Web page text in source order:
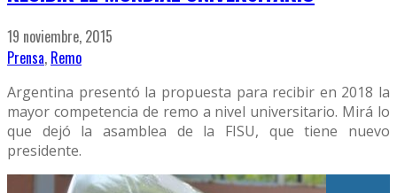
19 noviembre, 2015
Prensa, Remo
Argentina presentó la propuesta para recibir en 2018 la
mayor competencia de remo a nivel universitario. Mirá lo
que dejó la asamblea de la FISU, que tiene nuevo
presidente.